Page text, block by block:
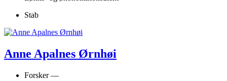
Stab
Anne Apalnes Ørnhøi
Forsker —